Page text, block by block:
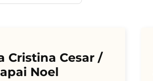
Cristina Cesar /
Noel